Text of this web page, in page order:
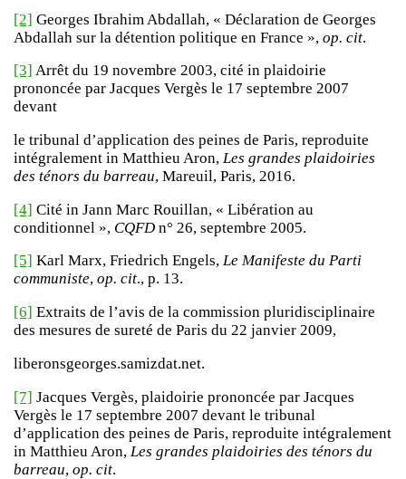
[2] Georges Ibrahim Abdallah, « Déclaration de Georges
Abdallah sur la détention politique en France », op. cit.
[3] Arrêt du 19 novembre 2003, cité in plaidoirie
prononcée par Jacques Vergès le 17 septembre 2007
devant
le tribunal d’application des peines de Paris, reproduite
intégralement in Matthieu Aron, Les grandes plaidoiries
des ténors du barreau, Mareuil, Paris, 2016.
[4] Cité in Jann Marc Rouillan, « Libération au
conditionnel », CQFD n° 26, septembre 2005.
[5] Karl Marx, Friedrich Engels, Le Manifeste du Parti
communiste, op. cit., p. 13.
[6] Extraits de l’avis de la commission pluridisciplinaire
des mesures de sureté de Paris du 22 janvier 2009,
liberonsgeorges.samizdat.net.
[7] Jacques Vergès, plaidoirie prononcée par Jacques
Vergès le 17 septembre 2007 devant le tribunal
d’application des peines de Paris, reproduite intégralement
in Matthieu Aron, Les grandes plaidoiries des ténors du
barreau, op. cit.